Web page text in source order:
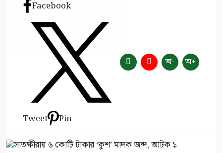
Facebook
Tweet Pin
অ- অ+